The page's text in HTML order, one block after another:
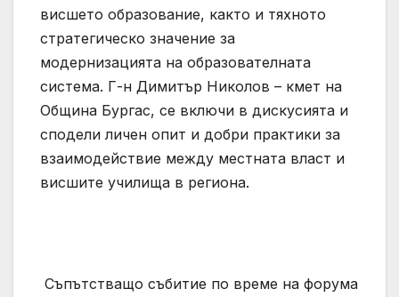
висшето образование, както и тяхното
стратегическо значение за
модернизацията на образователната
система. Г-н Димитър Николов – кмет на
Община Бургас, се включи в дискусията и
сподели личен опит и добри практики за
взаимодействие между местната власт и
висшите училища в региона.
Съпътстващо събитие по време на форума